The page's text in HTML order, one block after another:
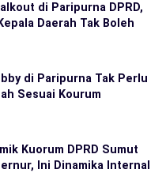
di Paripurna DPRD,
Daerah Tak Boleh
di Paripurna Tak Perlu
Sesuai Kourum
Kuorum DPRD Sumut
Ini Dinamika Internal